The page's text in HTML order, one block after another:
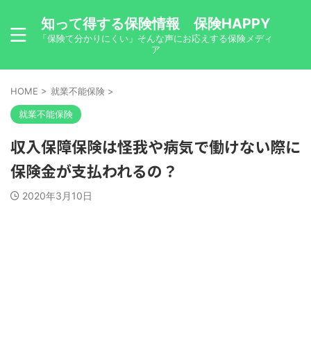
知って得する保険情報 保険HAPPY
「保険て分かりにくい」そんな声にお応えする保険メディ
ア
HOME > 就業不能保険 >
就業不能保険
収入保障保険は怪我や病気で働けない際に
保険金が支払われるの？
2020年3月10日